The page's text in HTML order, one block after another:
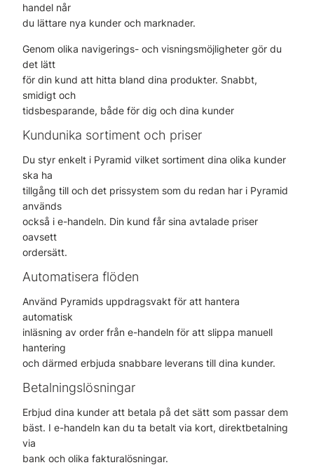
handel når
du lättare nya kunder och marknader.
Genom olika navigerings- och visningsmöjligheter gör du
det lätt
för din kund att hitta bland dina produkter. Snabbt,
smidigt och
tidsbesparande, både för dig och dina kunder
Kundunika sortiment och priser
Du styr enkelt i Pyramid vilket sortiment dina olika kunder
ska ha
tillgång till och det prissystem som du redan har i Pyramid
används
också i e-handeln. Din kund får sina avtalade priser
oavsett
ordersätt.
Automatisera flöden
Använd Pyramids uppdragsvakt för att hantera
automatisk
inläsning av order från e-handeln för att slippa manuell
hantering
och därmed erbjuda snabbare leverans till dina kunder.
Betalningslösningar
Erbjud dina kunder att betala på det sätt som passar dem
bäst. I e-handeln kan du ta betalt via kort, direktbetalning
via
bank och olika fakturalösningar.